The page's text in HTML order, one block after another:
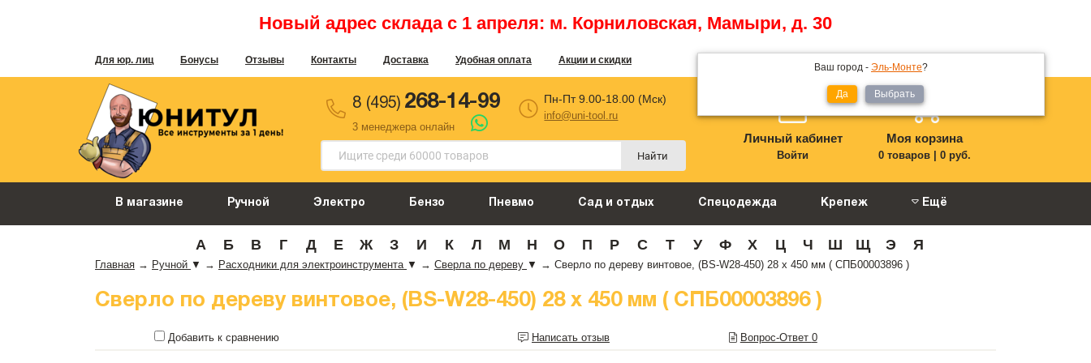
Новый адрес склада с 1 апреля: м. Корниловская, Мамыри, д. 30
Для юр. лиц Бонусы Отзывы Контакты Доставка Удобная оплата Акции и скидки
Ваш город - Эль-Монте?
Да Выбрать
8 (495) 268-14-99
3 менеджера онлайн
Пн-Пт 9.00-18.00 (Мск)
info@uni-tool.ru
Найти
Личный кабинет
Войти
Моя корзина
0 товаров| 0 руб.
В магазине Ручной Электро Бензо Пневмо Сад и отдых Спецодежда Крепеж Ещё
А Б В Г Д Е Ж З И К Л М Н О П Р С Т У Ф Х Ц Ч Ш Щ Э Я
Главная → Ручной ▼ → Расходники для электроинструмента ▼ → Сверла по дереву ▼ → Сверло по дереву винтовое, (BS-W28-450) 28 х 450 мм ( СПБ00003896 )
Сверло по дереву винтовое, (BS-W28-450) 28 х 450 мм ( СПБ00003896 )
Добавить к сравнению Написать отзыв Вопрос-Ответ 0